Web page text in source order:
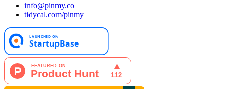
info@pinmy.co
tidycal.com/pinmy